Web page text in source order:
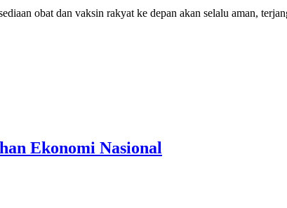
obat dan vaksin rakyat ke depan akan selalu aman,
Ekonomi Nasional